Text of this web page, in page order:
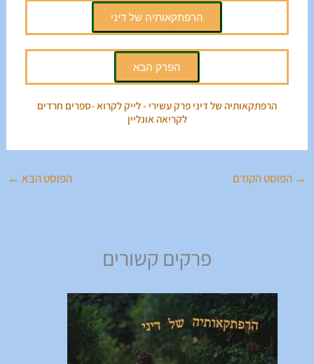
הרפתקאותיה של דיני
הפרק הבא
הרפתקאותיה של דיני פרק עשירי - לייק לקרוא -ספרים חרדים
לקריאה אונליין
→ הפוסט הקודם הפוסט הבא ←
פרקים קשורים